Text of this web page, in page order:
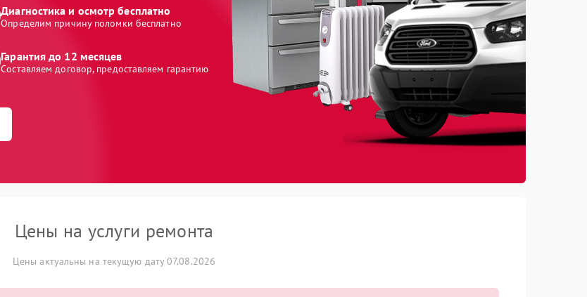
Диагностика и осмотр бесплатно
Определим причину поломки бесплатно
Гарантия до 12 месяцев
Составляем договор, предоставляем гарантию
Цены на услуги ремонта
Цены актуальны на текущую дату 07.08.2026